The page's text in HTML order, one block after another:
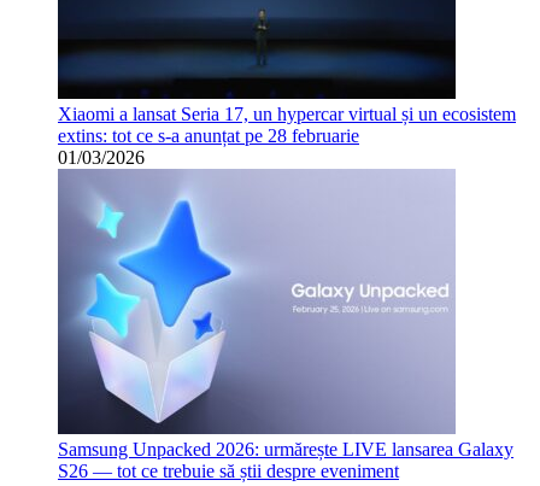
Xiaomi a lansat Seria 17, un hypercar virtual și un ecosistem
extins: tot ce s-a anunțat pe 28 februarie
01/03/2026
Samsung Unpacked 2026: urmărește LIVE lansarea Galaxy
S26 — tot ce trebuie să știi despre eveniment